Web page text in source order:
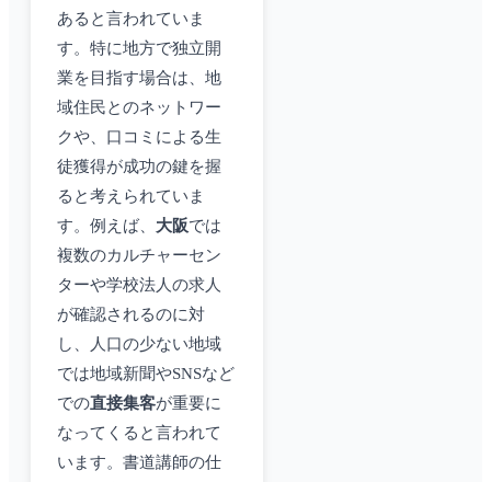
あると言われていま
す。特に地方で独立開
業を目指す場合は、地
域住民とのネットワー
クや、口コミによる生
徒獲得が成功の鍵を握
ると考えられていま
す。例えば、 大阪では
複数のカルチャーセン
ターや学校法人の求人
が確認されるのに対
し、人口の少ない地域
では地域新聞やSNSなど
での直接集客が重要に
なってくると言われて
います。書道講師の仕